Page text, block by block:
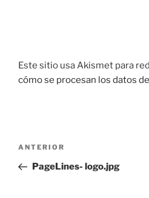
Este sitio usa Akismet para
cómo se procesan los datos
Navegación
entradas
Entrada
anterior:
ANTERIOR
PageLines- logo.jpg